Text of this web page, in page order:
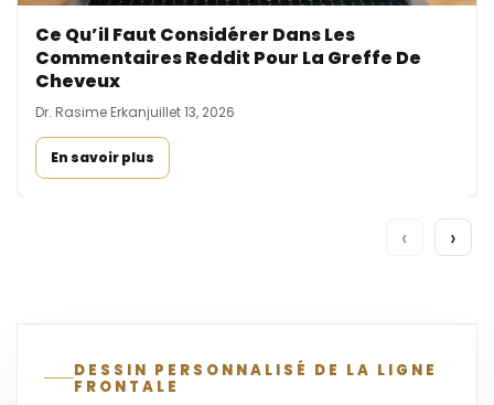
Ce Qu’il Faut Considérer Dans Les
Commentaires Reddit Pour La Greffe De
Cheveux
Dr. Rasime Erkanjuillet 13, 2026
En savoir plus
‹ ›
DESSIN PERSONNALISÉ DE LA LIGNE
FRONTALE